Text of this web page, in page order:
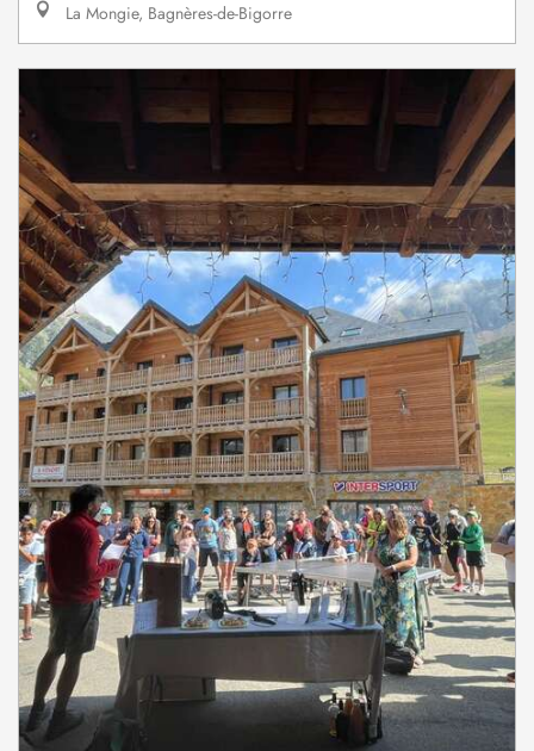
La Mongie, Bagnères-de-Bigorre